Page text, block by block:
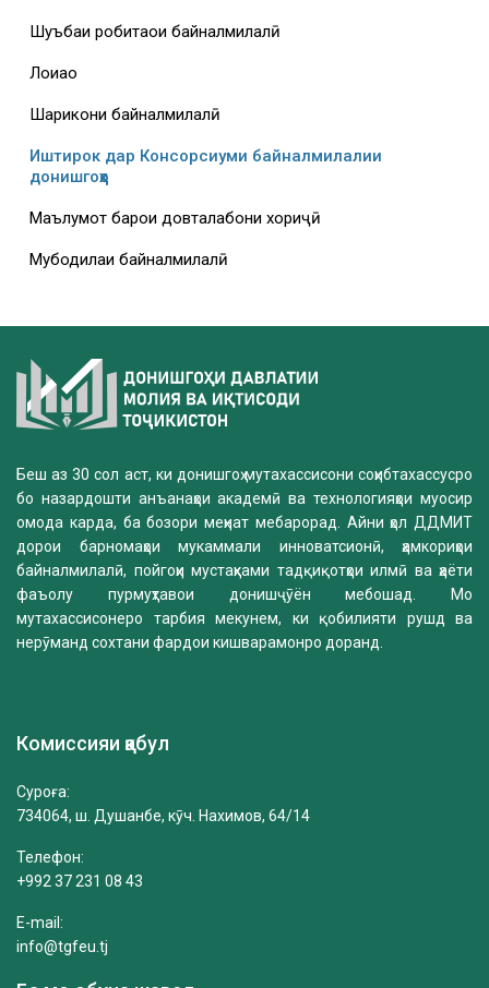
Шуъбаи робитаҳои байналмилалӣ
Лоиҳаҳо
Шарикони байналмилалӣ
Иштирок дар Консорсиуми байналмилалии
донишгоҳҳо
Маълумот барои довталабони хориҷӣ
Мубодилаи байналмилалӣ
Беш аз 30 сол аст, ки донишгоҳ мутахассисони соҳибтахассусро
бо назардошти анъанаҳои академӣ ва технологияҳои муосир
омода карда, ба бозори меҳнат мебарорад. Айни ҳол ДДМИТ
дорои барномаҳои мукаммали инноватсионӣ, ҳамкориҳои
байналмилалӣ, пойгоҳи мустаҳками тадқиқотҳои илмӣ ва ҳаёти
фаъолу пурмуҳтавои донишҷӯён мебошад. Мо
мутахассисонеро тарбия мекунем, ки қобилияти рушд ва
нерӯманд сохтани фардои кишварамонро доранд.
Комиссияи қабул
Суроға:
734064, ш. Душанбе, кӯч. Нахимов, 64/14
Телефон:
+992 37 231 08 43
E-mail:
info@tgfeu.tj